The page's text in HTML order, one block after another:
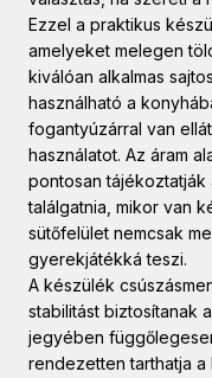
Ezzel a praktikus
amelyeket melegen
kiválóan alkalmas
használható a
fogantyúzárral van
használatot. Az áram
pontosan
találgatnia, mikor van
sütőfelület nemcsak
gyerekjátékká teszi.
A készülék
stabilitást biztosítanak
jegyében
rendezetten tarthatja a